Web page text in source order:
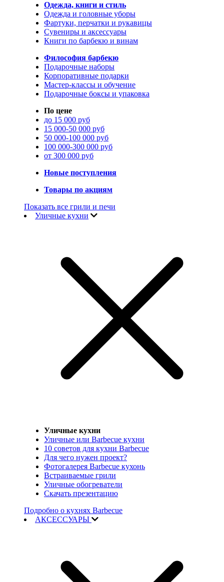
Одежда, книги и стиль
Одежда и головные уборы
Фартуки, перчатки и рукавицы
Сувениры и аксессуары
Книги по барбекю и винам
Философия барбекю
Подарочные наборы
Корпоративные подарки
Мастер-классы и обучение
Подарочные боксы и упаковка
По цене
до 15 000 руб
15 000-50 000 руб
50 000-100 000 руб
100 000-300 000 руб
от 300 000 руб
Новые поступления
Товары по акциям
Показать все грили и печи
Уличные кухни
Уличные кухни
Уличные или Barbecue кухни
10 советов для кухни Barbecue
Для чего нужен проект?
Фотогалерея Barbecue кухонь
Встраиваемые грили
Уличные обогреватели
Скачать презентацию
Подробно о кухнях Barbecue
АКСЕССУАРЫ